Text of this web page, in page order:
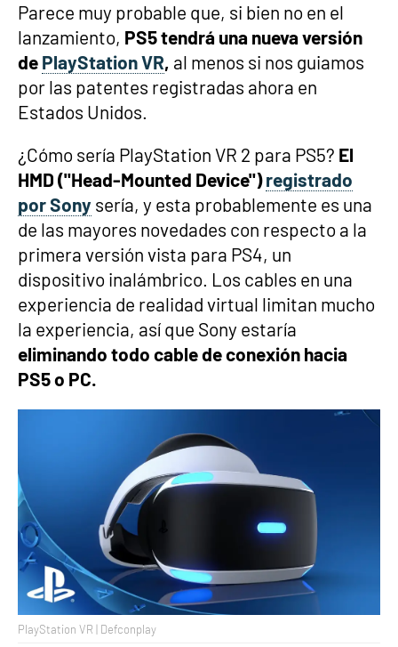
Parece muy probable que, si bien no en el
lanzamiento, PS5 tendrá una nueva versión
de PlayStation VR, al menos si nos guiamos
por las patentes registradas ahora en
Estados Unidos.
¿Cómo sería PlayStation VR 2 para PS5? El
HMD ("Head-Mounted Device")registrado
por Sony sería, y esta probablemente es una
de las mayores novedades con respecto a la
primera versión vista para PS4, un
dispositivo inalámbrico. Los cables en una
experiencia de realidad virtual limitan mucho
la experiencia, así que Sony estaría
eliminando todo cable de conexión hacia
PS5 o PC.
PlayStation VR | Defconplay